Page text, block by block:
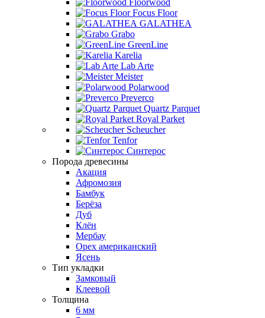
Floorwood
Focus Floor
GALATHEA
Grabo
GreenLine
Karelia
Lab Arte
Meister
Polarwood
Preverco
Quartz Parquet
Royal Parket
Scheucher
Tenfor
Синтерос
Порода древесины
Акация
Афромозия
Бамбук
Берёза
Дуб
Клён
Мербау
Орех американский
Ясень
Тип укладки
Замковый
Клеевой
Толщина
6 мм